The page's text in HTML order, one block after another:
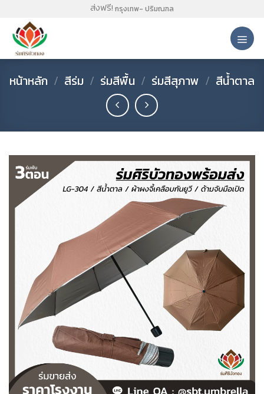
content
ส่งฟรี! กรุงเทพ- ปริมณฑล
หน้าหลัก / สีร่ม / ร่มสีพื้น / ร่มสีสุภาพ / สีน้ำตาล